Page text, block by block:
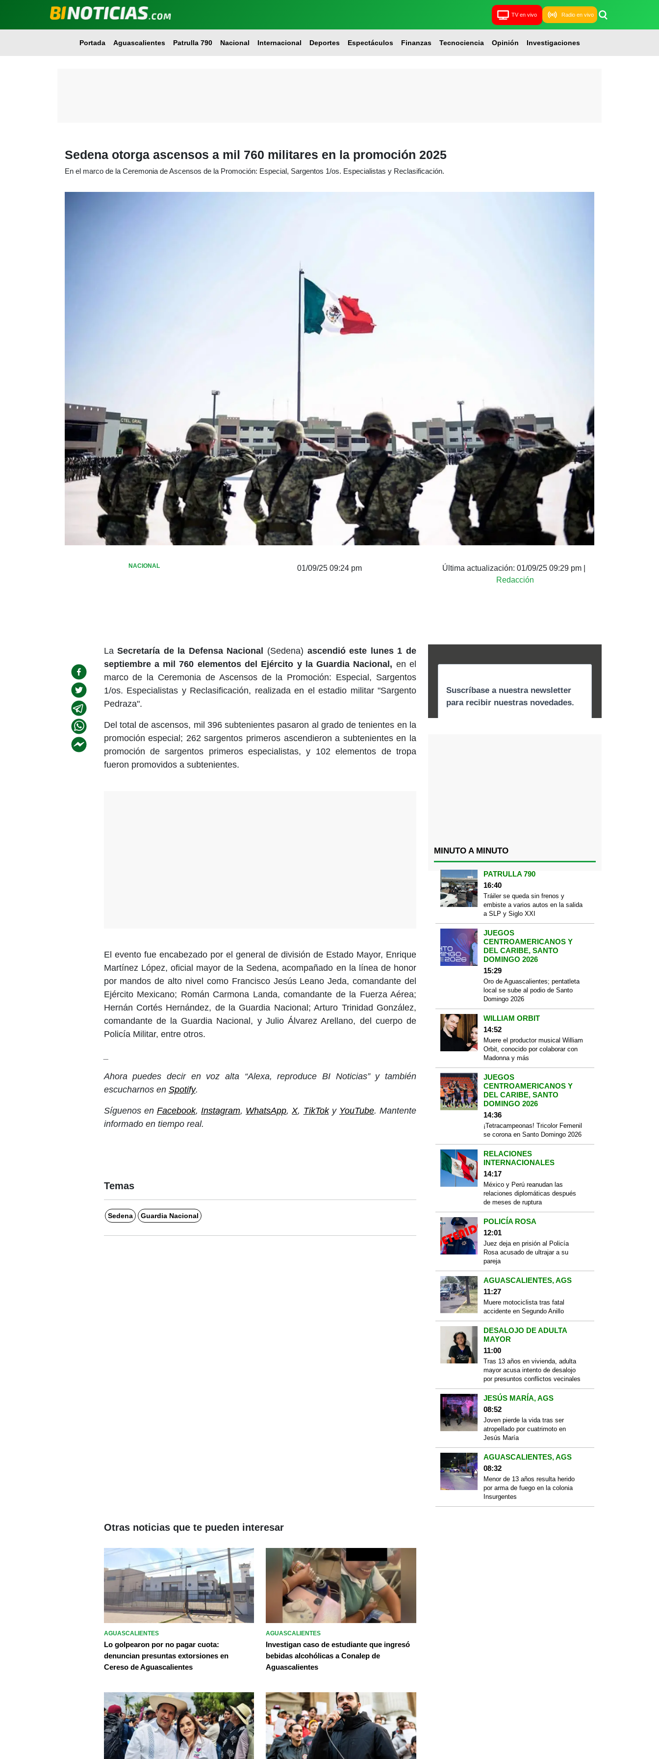
TV en vivo Radio en vivo
Portada Aguascalientes Patrulla 790 Nacional Internacional Deportes Espectáculos Finanzas Tecnociencia Opinión Investigaciones
Sedena otorga ascensos a mil 760 militares en la promoción 2025
En el marco de la Ceremonia de Ascensos de la Promoción: Especial, Sargentos 1/os. Especialistas y Reclasificación.
NACIONAL 01/09/25 09:24 pm Última actualización: 01/09/25 09:29 pm
Redacción
LaSecretaría de la Defensa Nacional (Sedena) ascendió este lunes 1 de
septiembre a mil 760 elementos del Ejército y la Guardia Nacional, en el
marco de la Ceremonia de Ascensos de la Promoción: Especial, Sargentos
1/os. Especialistas y Reclasificación, realizada en el estadio militar "Sargento
Pedraza".
Del total de ascensos, mil 396 subtenientes pasaron al grado de tenientes en la
promoción especial; 262 sargentos primeros ascendieron a subtenientes en la
promoción de sargentos primeros especialistas, y 102 elementos de tropa
fueron promovidos a subtenientes.
El evento fue encabezado por el general de división de Estado Mayor, Enrique
Martínez López, oficial mayor de la Sedena, acompañado en la línea de honor
por mandos de alto nivel como Francisco Jesús Leano Jeda, comandante del
Ejército Mexicano; Román Carmona Landa, comandante de la Fuerza Aérea;
Hernán Cortés Hernández, de la Guardia Nacional; Arturo Trinidad González,
comandante de la Guardia Nacional, y Julio Álvarez Arellano, del cuerpo de
Policía Militar, entre otros.
Ahora puedes decir en voz alta “Alexa, reproduce BI Noticias” y también
escucharnos en Spotify.
Síguenos en Facebook,Instagram, WhatsApp,X, TikToky YouTube. Mantente
informado en tiempo real.
Temas
Sedena Guardia Nacional
MINUTO A MINUTO
PATRULLA 790
16:40
Tráiler se queda sin frenos y
embiste a varios autos en la salida
a SLP y Siglo XXI
JUEGOS
CENTROAMERICANOS Y
DEL CARIBE, SANTO
DOMINGO 2026
15:29
Oro de Aguascalientes; pentatleta
local se sube al podio de Santo
Domingo 2026
WILLIAM ORBIT
14:52
Muere el productor musical William
Orbit, conocido por colaborar con
Madonna y más
JUEGOS
CENTROAMERICANOS Y
DEL CARIBE, SANTO
DOMINGO 2026
14:36
¡Tetracampeonas! Tricolor Femenil
se corona en Santo Domingo 2026
RELACIONES
INTERNACIONALES
14:17
México y Perú reanudan las
relaciones diplomáticas después
de meses de ruptura
POLICÍA ROSA
12:01
Juez deja en prisión al Policía
Rosa acusado de ultrajar a su
pareja
AGUASCALIENTES, AGS
11:27
Muere motociclista tras fatal
accidente en Segundo Anillo
DESALOJO DE ADULTA
MAYOR
11:00
Tras 13 años en vivienda, adulta
mayor acusa intento de desalojo
por presuntos conflictos vecinales
JESÚS MARÍA, AGS
08:52
Joven pierde la vida tras ser
atropellado por cuatrimoto en
Jesús María
AGUASCALIENTES, AGS
08:32
Menor de 13 años resulta herido
por arma de fuego en la colonia
Insurgentes
Otras noticias que te pueden interesar
AGUASCALIENTES
Lo golpearon por no pagar cuota:
denuncian presuntas extorsiones en
Cereso de Aguascalientes
AGUASCALIENTES
Investigan caso de estudiante que ingresó
bebidas alcohólicas a Conalep de
Aguascalientes